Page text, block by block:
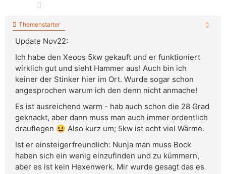
Themenstarter
Update Nov22:
Ich habe den Xeoos 5kw gekauft und er funktioniert
wirklich gut und sieht Hammer aus! Auch bin ich
keiner der Stinker hier im Ort. Wurde sogar schon
angesprochen warum ich den denn nicht anmache!
Es ist ausreichend warm - hab auch schon die 28 Grad
geknackt, aber dann muss man auch immer ordentlich
drauflegen 😆 Also kurz um; 5kw ist echt viel Wärme.
Ist er einsteigerfreundlich: Nunja man muss Bock
haben sich ein wenig einzufinden und zu kümmern,
aber es ist kein Hexenwerk. Mir wurde gesagt das es